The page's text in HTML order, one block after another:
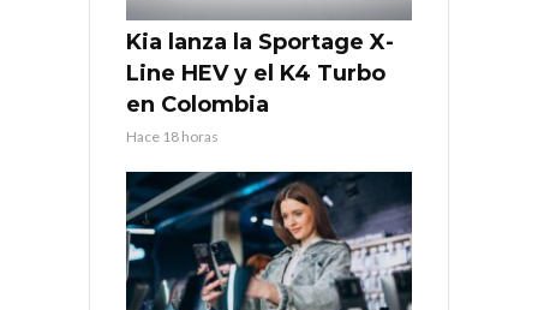
Kia lanza la Sportage X-
Line HEV y el K4 Turbo
en Colombia
Hace 18 horas